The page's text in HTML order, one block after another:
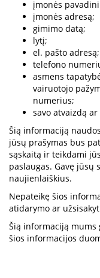
įmonės
įmonės adresą;
gimimo datą;
lytį;
el. pašto adresą;
telefono
asmens
vairuotojo
numerius;
savo atvaizdą
Šią informaciją
jūsų prašymas bus
sąskaitą ir teikdami
paslaugas. Gavę jūsų
naujienlaiškius.
Nepateikę šios
atidarymo ar
Šią informaciją mums
šios informacijos